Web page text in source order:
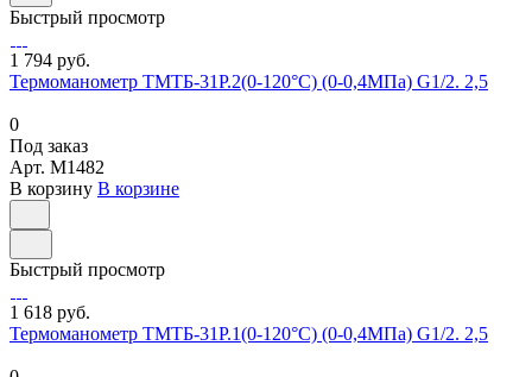
Быстрый просмотр
1 794 руб.
Термоманометр ТМТБ-31Р.2(0-120°С) (0-0,4МПа) G1/2. 2,5
0
Под заказ
Арт. M1482
В корзину В корзине
Быстрый просмотр
1 618 руб.
Термоманометр ТМТБ-31Р.1(0-120°С) (0-0,4МПа) G1/2. 2,5